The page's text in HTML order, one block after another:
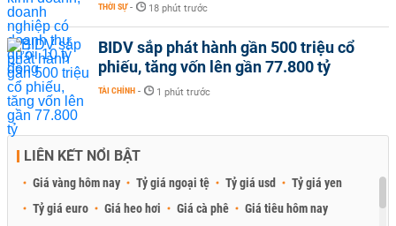
THỜI SỰ - 18 phút trước
BIDV sắp phát hành gần 500 triệu cổ
phiếu, tăng vốn lên gần 77.800 tỷ
TÀI CHÍNH - 1 phút trước
LIÊN KẾT NỔI BẬT
Giá vàng hôm nay Tỷ giá ngoại tệ Tỷ giá usd
Tỷ giá yen
Tỷ giá euro
Giá heo hơi Giá cà phê
Giá tiêu hôm nay